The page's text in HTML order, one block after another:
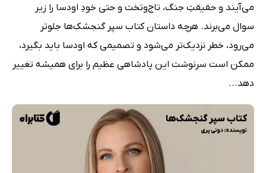
می‌آیند و حقیقتِ جنگ، تاج‌وتخت و حتی خودِ اودسا را زیر
سوال می‌برند. هرچه داستان کتاب سپر گنجشک‌ها جلوتر
می‌رود، خطر نزدیک‌تر می‌شود و تصمیمی که اودسا باید بگیرد،
ممکن است سرنوشت این پادشاهی عظیم را برای همیشه تغییر
دهد...